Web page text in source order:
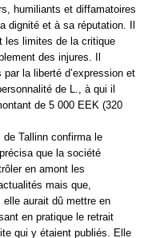
humiliants et diffamatoires
dignité et à sa réputation. Il
les limites de la critique
des injures. Il
la liberté d’expression et
de L., à qui il
de 5 000 EEK (320
de Tallinn confirma le
que la société
en amont les
mais que,
elle aurait dû mettre en
en pratique le retrait
qui y étaient publiés. Elle